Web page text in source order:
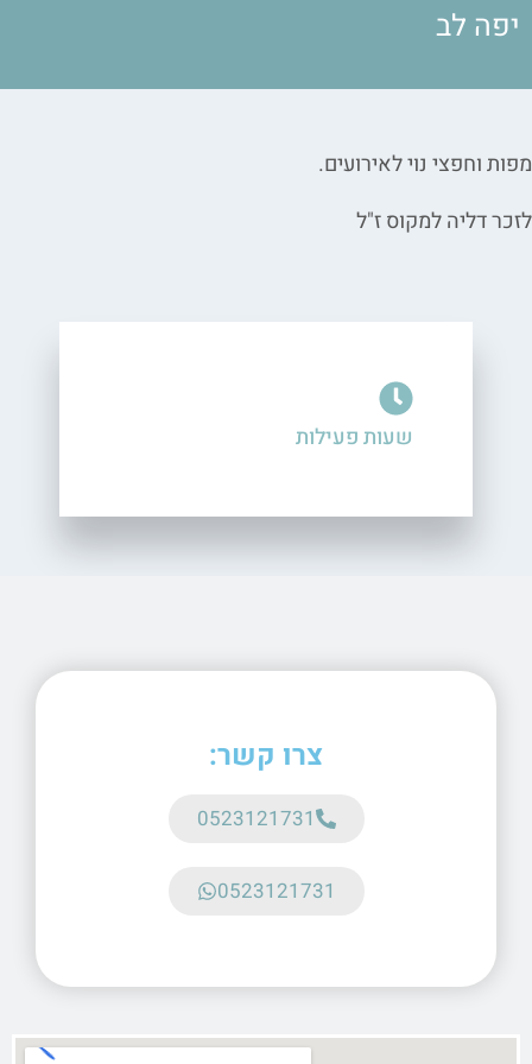
יפה לב
מפות וחפצי נוי לאירועים.
לזכר דליה למקוס ז"ל
שעות פעילות
צרו קשר:
0523121731
0523121731